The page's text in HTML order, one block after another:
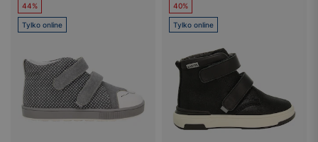
44%
Tylko online
40%
Tylko online